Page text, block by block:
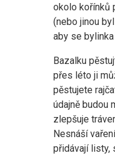
okolo kořínků
(nebo jinou
aby se
Bazalku
přes léto ji
pěstujete
údajně budou
zlepšuje
Nesnáší
přidávají listy,